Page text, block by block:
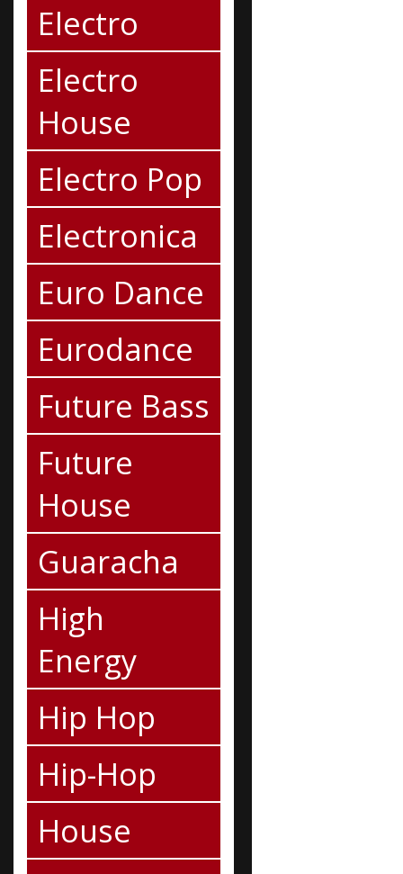
Electro
Electro
House
Electro Pop
Electronica
Euro Dance
Eurodance
Future Bass
Future
House
Guaracha
High
Energy
Hip Hop
Hip-Hop
House